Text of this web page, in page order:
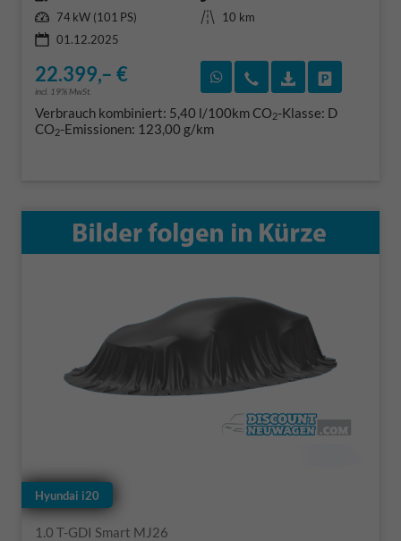
Leistung 74 kW (101 PS) Kilometerstand
10 km
01.12.2025
22.399,– €
incl. 19% MwSt.
Rückruf vereinbaren
Wir rufen Sie an
Verbrauch kombiniert: 5,40 l/100kmCO2-Klasse: D
CO2-Emissionen: 123,00 g/km
Hyundai i20
1.0 T-GDI Smart MJ26